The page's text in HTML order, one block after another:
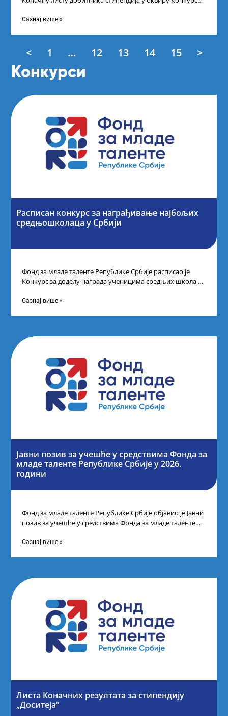
Сазнај више »
< 1 … 12 13 14 15 >
Конкурси
Расписан конкурс за награђивање најбољих
средњошколаца у Србији
Фонд за младе таленте Републике Србије расписао је
Конкурс за доделу награда ученицима средњих школа за
Сазнај више »
Јавни позив за учешће у средствима Фонда за
младе таленте Републике Србије у 2026.
години
Фонд за младе таленте Републике Србије објавио је Јавни
позив за учешће у средствима Фонда за младе таленте
Сазнај више »
Листа Коначних резултата за стипендију
„Доситеја“